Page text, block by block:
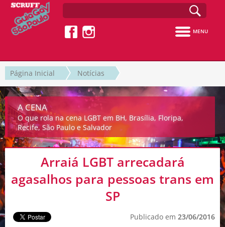
MENU
Página Inicial Notícias
A CENA
O que rola na cena LGBT em BH, Brasília, Floripa,
Recife, São Paulo e Salvador
Arraiá LGBT arrecadará
agasalhos para pessoas trans em
SP
Publicado em 23/06/2016